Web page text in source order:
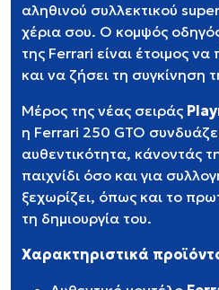
αληθινού συλλεκτικού
χέρια σου. Ο κομψός
της Ferrari είναι έτοιμος
και να ζήσει τη συγκίνηση
Μέρος της νέας σειράς
η Ferrari 250 GTO
αυθεντικότητα, κάνοντάς
παιχνίδι όσο και για
ξεχωρίζει, όπως και το
τη δημιουργία του.
Χαρακτηριστικά